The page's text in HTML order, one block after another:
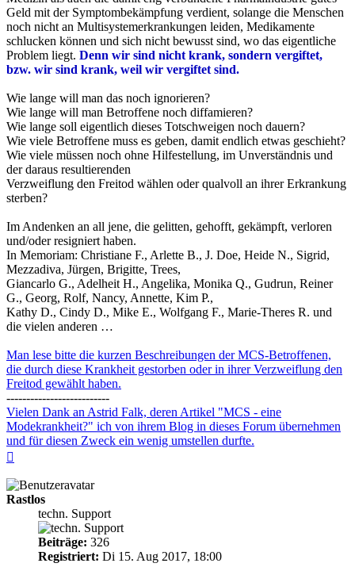
Geld mit der Symptombekämpfung verdient, solange die Menschen
noch nicht an Multisystemerkrankungen leiden, Medikamente
schlucken können und sich nicht bewusst sind, wo das eigentliche
Problem liegt. Denn wir sind nicht krank, sondern vergiftet,
bzw. wir sind krank, weil wir vergiftet sind.
Wie lange will man das noch ignorieren?
Wie lange will man Betroffene noch diffamieren?
Wie lange soll eigentlich dieses Totschweigen noch dauern?
Wie viele Betroffene muss es geben, damit endlich etwas geschieht?
Wie viele müssen noch ohne Hilfestellung, im Unverständnis und
der daraus resultierenden
Verzweiflung den Freitod wählen oder qualvoll an ihrer Erkrankung
sterben?
Im Andenken an all jene, die gelitten, gehofft, gekämpft, verloren
und/oder resigniert haben.
In Memoriam: Christiane F., Arlette B., J. Doe, Heide N., Sigrid,
Mezzadiva, Jürgen, Brigitte, Trees,
Giancarlo G., Adelheit H., Angelika, Monika Q., Gudrun, Reiner
G., Georg, Rolf, Nancy, Annette, Kim P.,
Kathy D., Cindy D., Mike E., Wolfgang F., Marie-Theres R. und
die vielen anderen …
Man lese bitte die kurzen Beschreibungen der MCS-Betroffenen,
die durch diese Krankheit gestorben oder in ihrer Verzweiflung den
Freitod gewählt haben.
--------------------------
Vielen Dank an Astrid Falk, deren Artikel "MCS - eine
Modekrankheit?" ich von ihrem Blog in dieses Forum übernehmen
und für diesen Zweck ein wenig umstellen durfte.
Rastlos
techn. Support
Beiträge: 326
Registriert: Di 15. Aug 2017, 18:00